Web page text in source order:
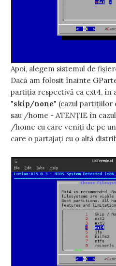
Apoi, alegem sistemul de
Dacă am folosit înainte
partiţia respectivă ca ext4, în
"skip/none" (cazul partiţiilor
sau /home - ATENŢIE în
/home cu care veniţi de pe
care o partajaţi cu o altă